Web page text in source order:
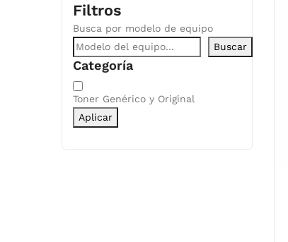
Filtros
Busca por modelo de equipo
Buscar
Categoría
Categoría
Toner Genérico y Original
Aplicar